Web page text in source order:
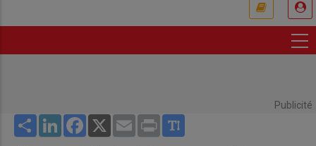
Publicité
Share LinkedInFacebook
X Email Print